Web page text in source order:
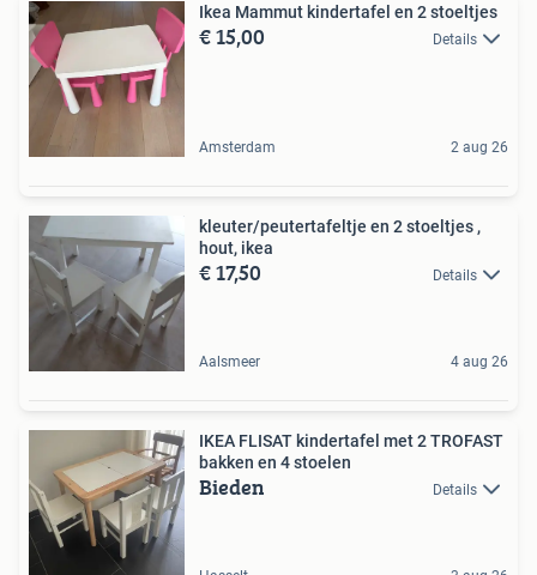
Ikea Mammut kindertafel en 2 stoeltjes
€ 15,00 Details
Amsterdam 2 aug 26
kleuter/peutertafeltje en 2 stoeltjes ,
hout, ikea
€ 17,50 Details
Aalsmeer 4 aug 26
IKEA FLISAT kindertafel met 2 TROFAST
bakken en 4 stoelen
Bieden Details